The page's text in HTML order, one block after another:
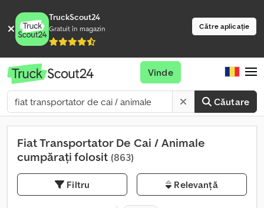
TruckScout24
Gratuit în magazin Către aplicație
Căutare
Vinde
Fiat Transportator De Cai / Animale
cumpărați folosit (863)
Filtru Relevanță